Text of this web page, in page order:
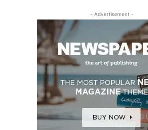
- Advertisement -